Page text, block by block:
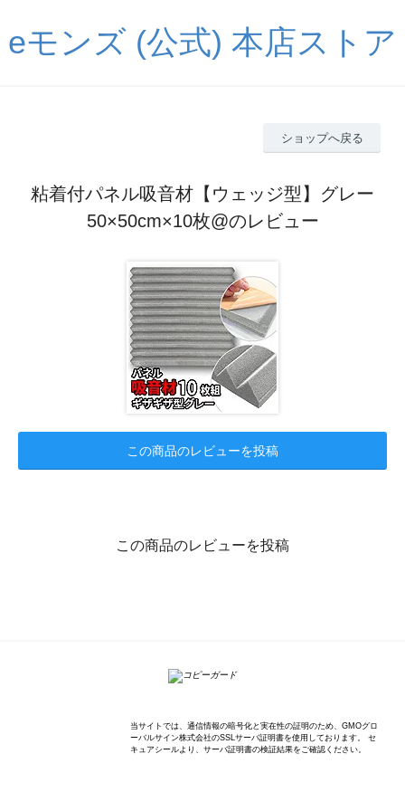
eモンズ (公式) 本店ストア
ショップへ戻る
粘着付パネル吸音材【ウェッジ型】グレー
50×50cm×10枚@のレビュー
この商品のレビューを投稿
この商品のレビューを投稿
当サイトでは、通信情報の暗号化と実在性の証明のため、GMOグロ
ーバルサイン株式会社のSSLサーバ証明書を使用しております。 セ
キュアシールより、サーバ証明書の検証結果をご確認ください。